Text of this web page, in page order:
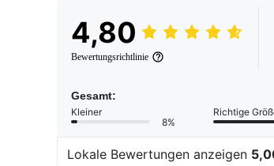
4,80
Bewertungsrichtlinie
Gesamt:
Kleiner
8%
Richtige
Lokale Bewertungen anzeigen